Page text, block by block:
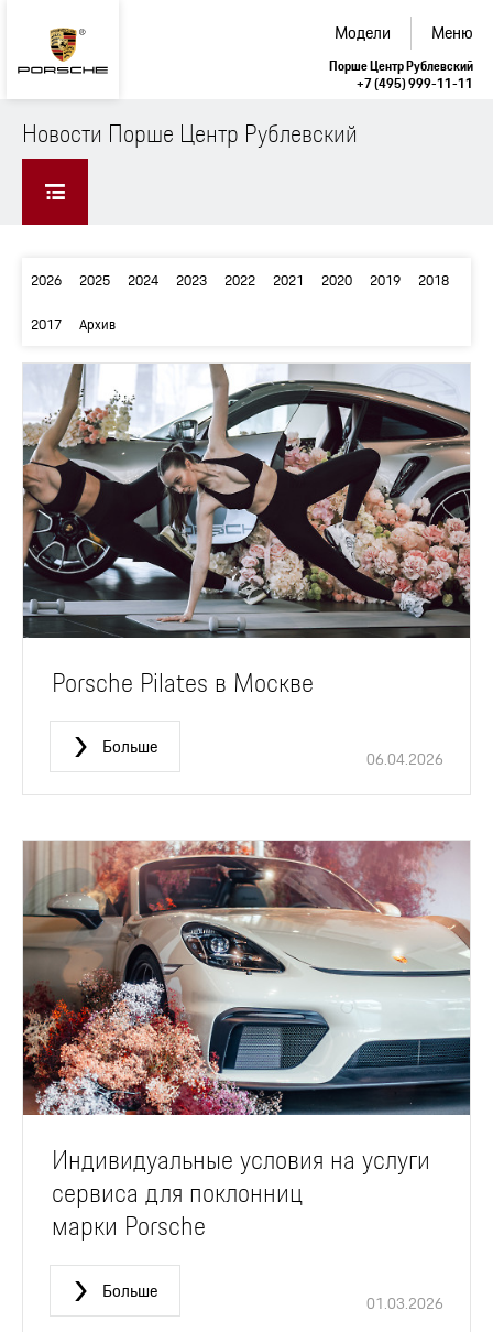
Модели Меню
Порше Центр Рублевский
+7 (495) 999-11-11
Новости Порше Центр Рублевский
2026 2025 2024 2023 2022 2021 2020 2019
2018
2017
Архив
Porsche Pilates в Москве
Больше 06.04.2026
Индивидуальные условия на услуги
сервиса для поклонниц
марки Porsche
Больше 01.03.2026